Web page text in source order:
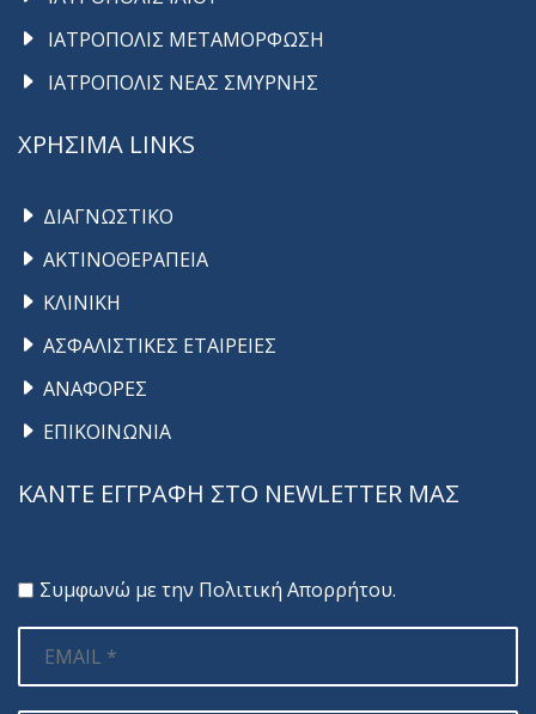
ΙΑΤΡΟΠΟΛΙΣ ΜΕΤΑΜΟΡΦΩΣΗ
ΙΑΤΡΟΠΟΛΙΣ ΝΕΑΣ ΣΜΥΡΝΗΣ
ΧΡΗΣΙΜΑ LINKS
ΔΙΑΓΝΩΣΤΙΚΟ
ΑΚΤΙΝΟΘΕΡΑΠΕΙΑ
ΚΛΙΝΙΚΗ
ΑΣΦΑΛΙΣΤΙΚΕΣ ΕΤΑΙΡΕΙΕΣ
ΑΝΑΦΟΡΕΣ
ΕΠΙΚΟΙΝΩΝΙΑ
ΚΑΝΤΕ ΕΓΓΡΑΦΗ ΣΤΟ NEWLETTER ΜΑΣ
Συμφωνώ με την Πολιτική Απορρήτου.